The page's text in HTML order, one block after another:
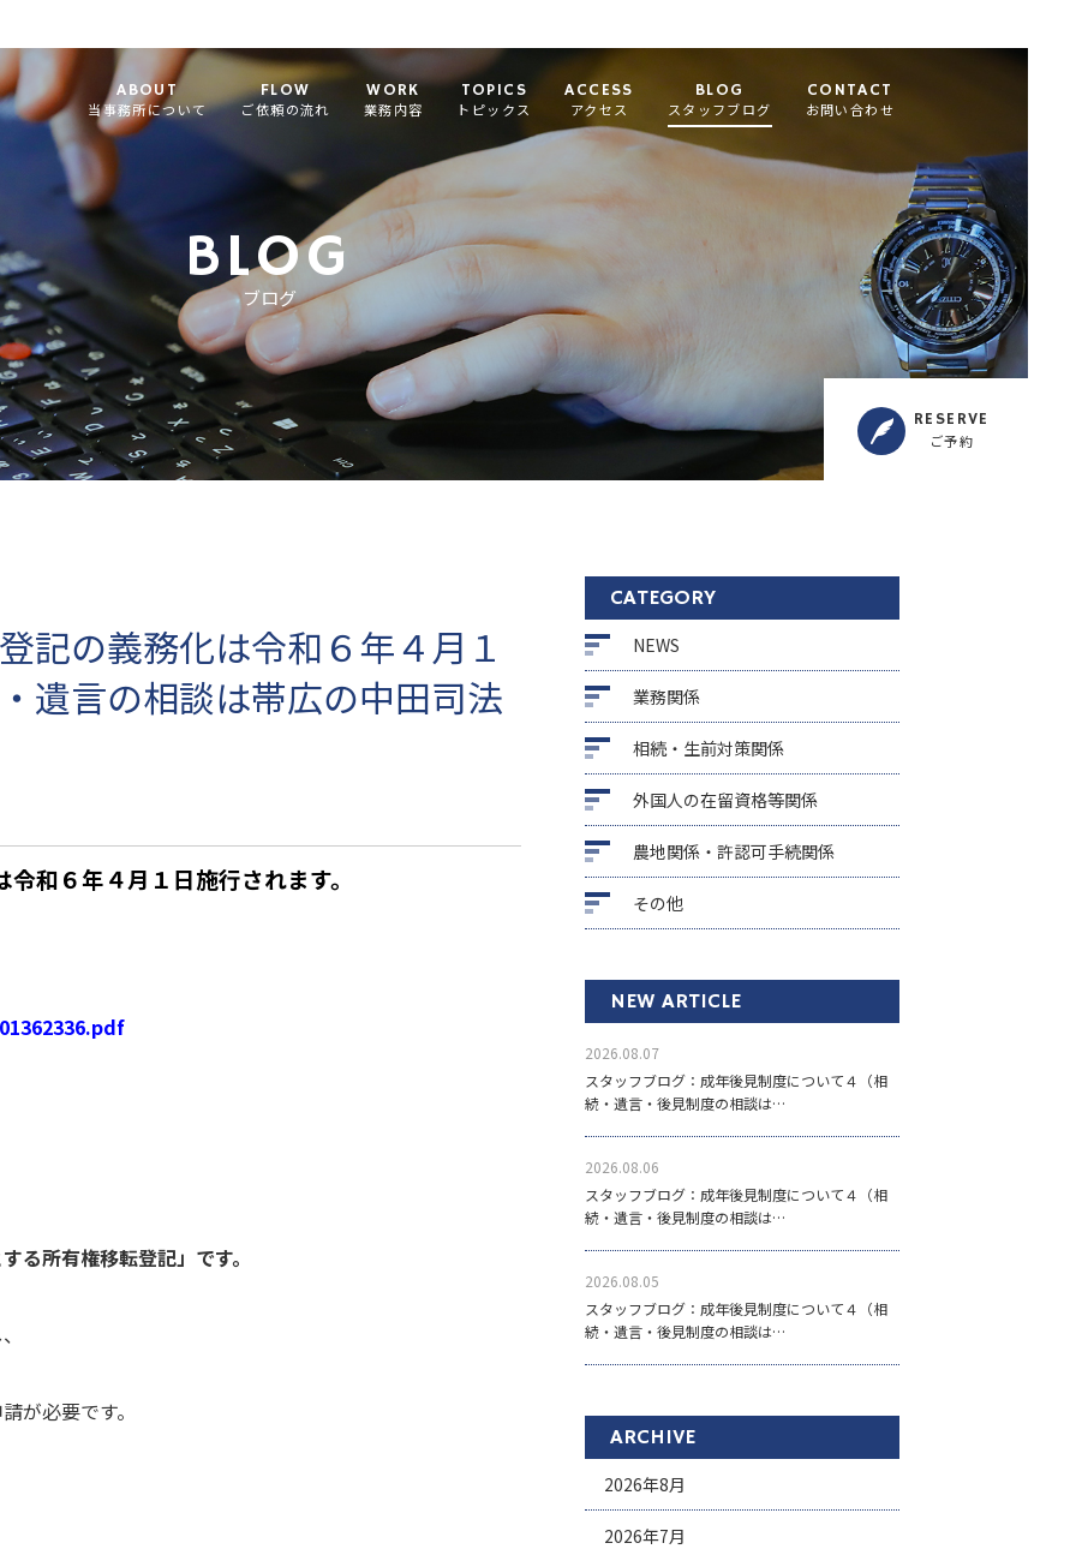
ABOUT
当事務所について
FLOW
ご依頼の流れ
WORK
業務内容
TOPICS
トピックス
ACCESS
アクセス
BLOG
スタッフブログ
CONTACT
お問い合わせ
BLOG
ブログ
RESERVE
ご予約
記の義務化は令和６年４月１
遺言の相談は帯広の中田司法
令和６年４月１日施行されます。
る所有権移転登記」です。
が必要です。
CATEGORY
NEWS
業務関係
相続・生前対策関係
外国人の在留資格等関係
農地関係・許認可手続関係
その他
NEW ARTICLE
2026.08.07
スタッフブログ：成年後見制度について４（相
続・遺言・後見制度の相談は…
2026.08.06
スタッフブログ：成年後見制度について４（相
続・遺言・後見制度の相談は…
2026.08.05
スタッフブログ：成年後見制度について４（相
続・遺言・後見制度の相談は…
ARCHIVE
2026年8月
2026年7月